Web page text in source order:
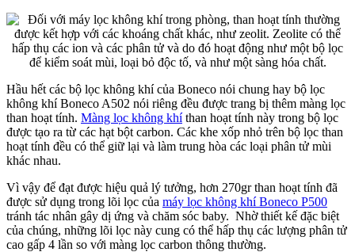
Hầu hết các bộ lọc không khí của Boneco nói chung hay bộ lọc
không khí Boneco A502 nói riêng đều được trang bị thêm màng lọc
than hoạt tính. Màng lọc không khíthan hoạt tính này trong bộ lọc
được tạo ra từ các hạt bột carbon. Các khe xốp nhỏ trên bộ lọc than
hoạt tính đều có thể giữ lại và làm trung hòa các loại phân tử mùi
khác nhau.
Vì vậy để đạt được hiệu quả lý tưởng, hơn 270gr than hoạt tính đã
được sử dụng trong lõi lọc của máy lọc không khí Boneco P500
tránh tác nhân gây dị ứng và chăm sóc baby. Nhờ thiết kế đặc biệt
của chúng, những lõi lọc này cung có thể hấp thụ các lượng phân tử
cao gấp 4 lần so với màng lọc carbon thông thường.